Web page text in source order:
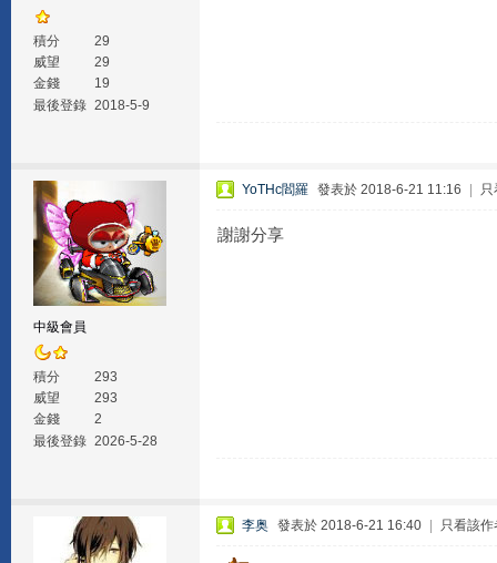
積分
29
威望
29
金錢
19
最後登錄 2018-5-9
中級會員
積分
293
威望
293
金錢
2
最後登錄 2026-5-28
YoTHc閻羅 發表於 2018-6-21 11:16 只
謝謝分享
李奥 發表於 2018-6-21 16:40 只看該作